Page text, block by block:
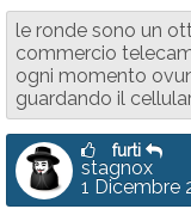
le ronde sono un
commercio
ogni momento
guardando il
furti
stagnox
1 Dicembre